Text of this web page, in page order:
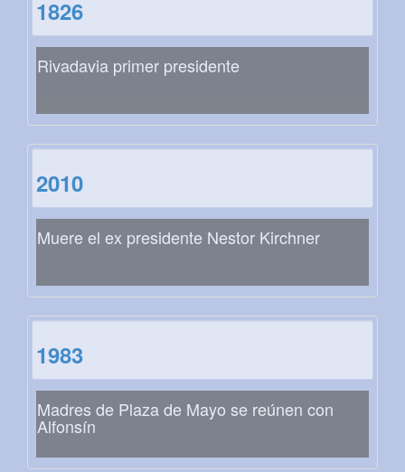
1826
Rivadavia primer presidente
2010
Muere el ex presidente Nestor Kirchner
1983
Madres de Plaza de Mayo se reúnen con
Alfonsín